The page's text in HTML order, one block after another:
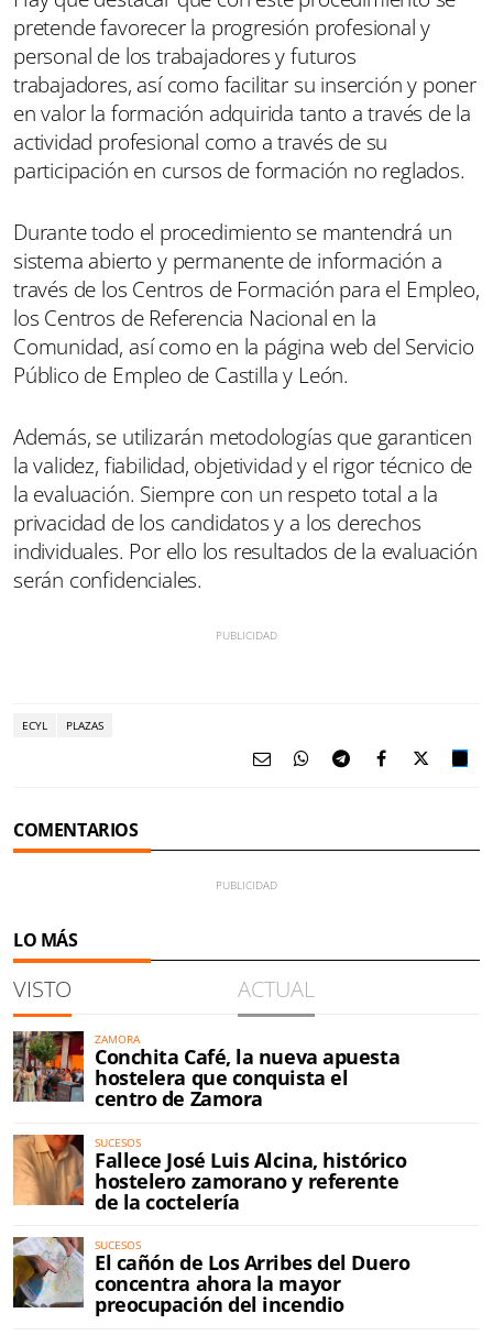
pretende favorecer la progresión profesional y
personal de los trabajadores y futuros
trabajadores, así como facilitar su inserción y poner
en valor la formación adquirida tanto a través de la
actividad profesional como a través de su
participación en cursos de formación no reglados.
Durante todo el procedimiento se mantendrá un
sistema abierto y permanente de información a
través de los Centros de Formación para el Empleo,
los Centros de Referencia Nacional en la
Comunidad, así como en la página web del Servicio
Público de Empleo de Castilla y León.
Además, se utilizarán metodologías que garanticen
la validez, fiabilidad, objetividad y el rigor técnico de
la evaluación. Siempre con un respeto total a la
privacidad de los candidatos y a los derechos
individuales. Por ello los resultados de la evaluación
serán confidenciales.
ECYL PLAZAS
COMENTARIOS
LO MÁS
VISTO ACTUAL
ZAMORA
Conchita Café, la nueva apuesta
hostelera que conquista el
centro de Zamora
SUCESOS
Fallece José Luis Alcina, histórico
hostelero zamorano y referente
de la coctelería
SUCESOS
El cañón de Los Arribes del Duero
concentra ahora la mayor
preocupación del incendio